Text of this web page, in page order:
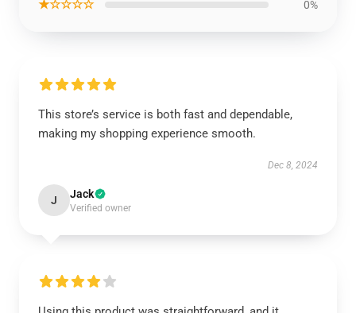
★☆☆☆☆ 0%
This store’s service is both fast and dependable,
making my shopping experience smooth.
Dec 8, 2024
J Jack
Verified owner